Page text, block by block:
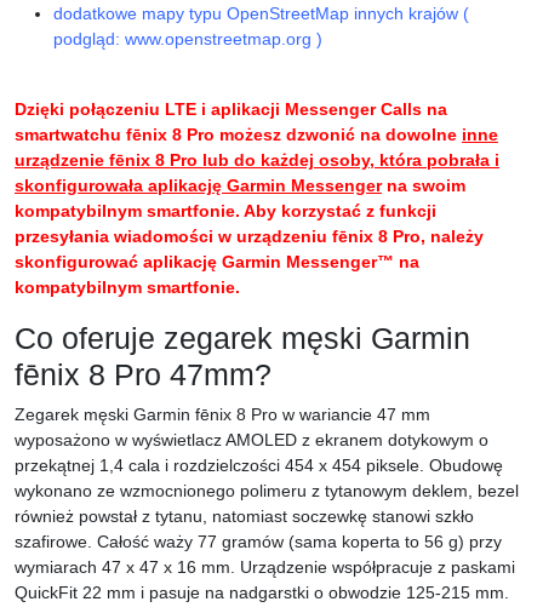
dodatkowe mapy typu OpenStreetMap innych krajów (
podgląd: www.openstreetmap.org )
Dzięki połączeniu LTE i aplikacji Messenger Calls na
smartwatchu fēnix 8 Pro możesz dzwonić na dowolne inne
urządzenie fēnix 8 Pro lub do każdej osoby, która pobrała i
skonfigurowała aplikację Garmin Messengerna swoim
kompatybilnym smartfonie. Aby korzystać z funkcji
przesyłania wiadomości w urządzeniu fēnix 8 Pro, należy
skonfigurować aplikację Garmin Messenger™ na
kompatybilnym smartfonie.
Co oferuje zegarek męski Garmin
fēnix 8 Pro 47mm?
Zegarek męski Garmin fēnix 8 Pro w wariancie 47 mm
wyposażono w wyświetlacz AMOLED z ekranem dotykowym o
przekątnej 1,4 cala i rozdzielczości 454 x 454 piksele. Obudowę
wykonano ze wzmocnionego polimeru z tytanowym deklem, bezel
również powstał z tytanu, natomiast soczewkę stanowi szkło
szafirowe. Całość waży 77 gramów (sama koperta to 56 g) przy
wymiarach 47 x 47 x 16 mm. Urządzenie współpracuje z paskami
QuickFit 22 mm i pasuje na nadgarstki o obwodzie 125-215 mm.